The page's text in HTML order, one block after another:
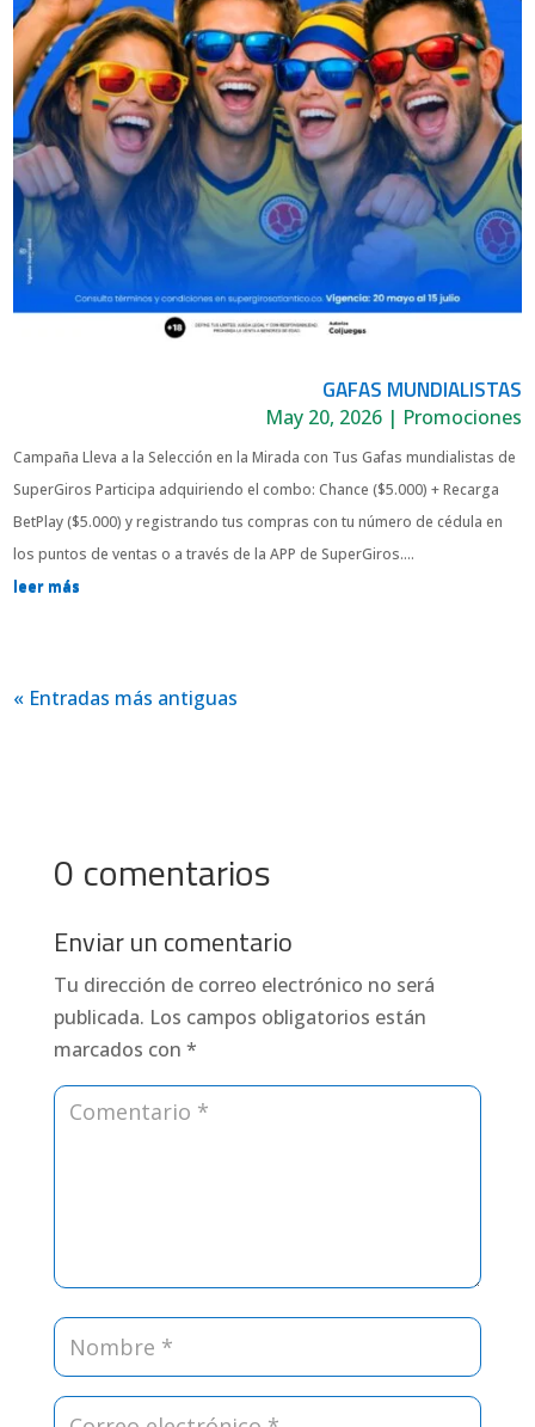
GAFAS MUNDIALISTAS
May 20, 2026| Promociones
Campaña Lleva a la Selección en la Mirada con Tus Gafas mundialistas de
SuperGiros Participa adquiriendo el combo: Chance ($5.000) + Recarga
BetPlay ($5.000) y registrando tus compras con tu número de cédula en
los puntos de ventas o a través de la APP de SuperGiros....
leer más
« Entradas más antiguas
0 comentarios
Enviar un comentario
Tu dirección de correo electrónico no será
publicada. Los campos obligatorios están
marcados con *